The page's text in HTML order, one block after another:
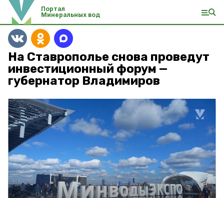
Портал
Минеральных вод
На Ставрополье снова проведут
инвестиционный форум —
губернатор Владимиров